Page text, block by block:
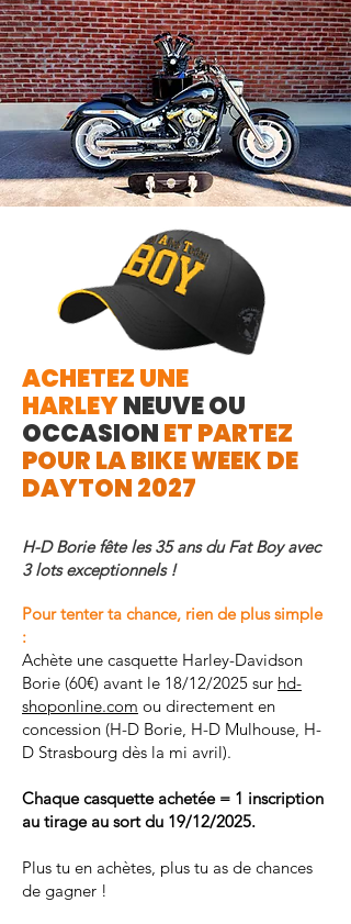
ACHETEZ UNE
HARLEYNEUVE OU
OCCASIONET PARTEZ
POUR LA BIKE WEEK DE
DAYTON 2027
H-D Borie fête les 35 ans du Fat Boy avec
3 lots exceptionnels !
Pour tenter ta chance, rien de plus simple
:
Achète une casquette Harley-Davidson
Borie (60€) avant le 18/12/2025 sur hd-
shoponline.com ou directement en
concession (H-D Borie, H-D Mulhouse, H-
D Strasbourg dès la mi avril).
Chaque casquette achetée = 1 inscription
au tirage au sort du 19/12/2025.
Plus tu en achètes, plus tu as de chances
de gagner !